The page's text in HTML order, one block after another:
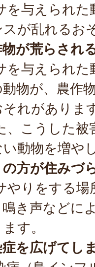
を与えられた
スが乱れるお
物が荒らされ
を与えられた
動物が、農作
それがありま
、こうした
い動物を増や
の方が住みづ
やりをする場
鳴き声などに
す。
を広げてし